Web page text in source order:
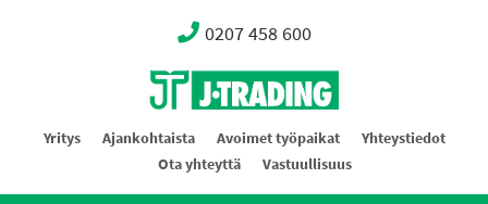
0207 458 600
Oy J-Trading Ab
Yritys Ajankohtaista Avoimet työpaikat
Yhteystiedot
Ota yhteyttä
Vastuullisuus